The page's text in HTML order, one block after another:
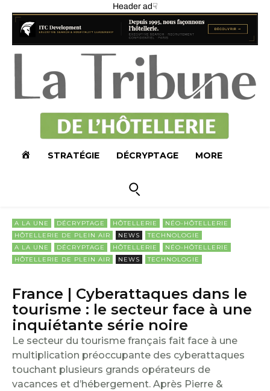
Header ad☟
U
I
L
STRATÉGIE DÉCRYPTAGE MORE
A LA UNE DÉCRYPTAGE HÔTELLERIE
NÉO-HÔTELLERIE
HÔTELLERIE DE PLEIN AIR
NEWS
TECHNOLOGIE
A LA UNE
DÉCRYPTAGE HÔTELLERIE
NÉO-HÔTELLERIE
HÔTELLERIE DE PLEIN AIR
NEWS TECHNOLOGIE
France | Cyberattaques dans le
tourisme : le secteur face à une
inquiétante série noire
Le secteur du tourisme français fait face à une
multiplication préoccupante des cyberattaques
touchant plusieurs grands opérateurs de
vacances et d’hébergement. Après Pierre &